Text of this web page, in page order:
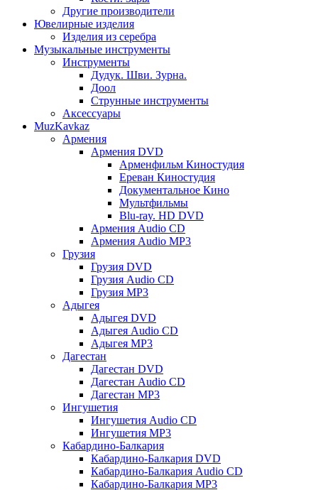
Другие производители
Ювелирные изделия
Изделия из серебра
Музыкальные инструменты
Инструменты
Дудук. Шви. Зурна.
Доол
Струнные инструменты
Аксессуары
MuzKavkaz
Армения
Армения DVD
Арменфильм Киностудия
Ереван Киностудия
Документальное Кино
Мультфильмы
Blu-ray. HD DVD
Армения Audio CD
Армения Audio MP3
Грузия
Грузия DVD
Грузия Audio CD
Грузия MP3
Адыгея
Адыгея DVD
Адыгея Audio CD
Адыгея MP3
Дагестан
Дагестан DVD
Дагестан Audio CD
Дагестан MP3
Ингушетия
Ингушетия Audio CD
Ингушетия MP3
Кабардино-Балкария
Кабардино-Балкария DVD
Кабардино-Балкария Audio CD
Кабардино-Балкария MP3